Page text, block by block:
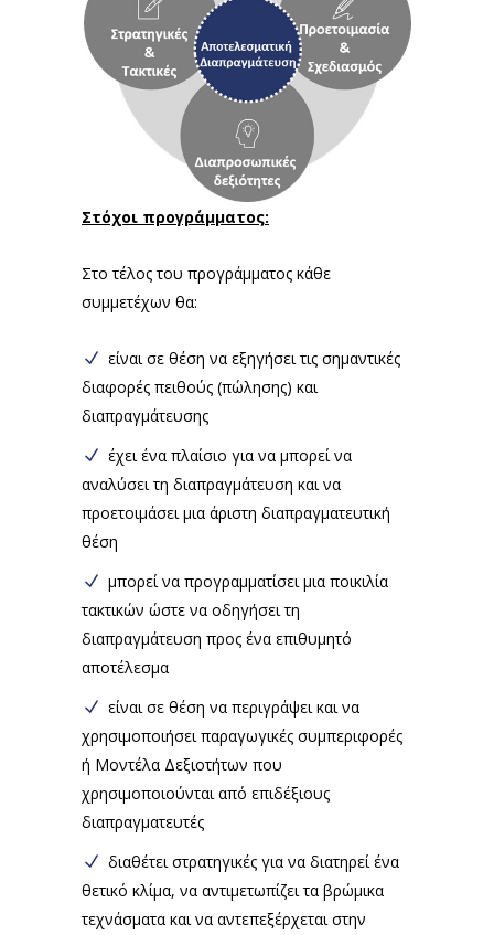
Στόχοι προγράμματος:
Στο τέλος του προγράμματος κάθε
συμμετέχων θα:
είναι σε θέση να εξηγήσει τις σημαντικές
διαφορές πειθούς (πώλησης) και
διαπραγμάτευσης
έχει ένα πλαίσιο για να μπορεί να
αναλύσει τη διαπραγμάτευση και να
προετοιμάσει μια άριστη διαπραγματευτική
θέση
μπορεί να προγραμματίσει μια ποικιλία
τακτικών ώστε να οδηγήσει τη
διαπραγμάτευση προς ένα επιθυμητό
αποτέλεσμα
είναι σε θέση να περιγράψει και να
χρησιμοποιήσει παραγωγικές συμπεριφορές
ή Μοντέλα Δεξιοτήτων που
χρησιμοποιούνται από επιδέξιους
διαπραγματευτές
διαθέτει στρατηγικές για να διατηρεί ένα
θετικό κλίμα, να αντιμετωπίζει τα βρώμικα
τεχνάσματα και να αντεπεξέρχεται στην